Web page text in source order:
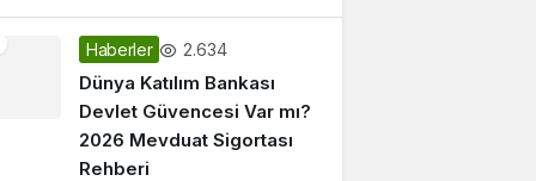
Haberler 2.634
Dünya Katılım Bankası
Devlet Güvencesi Var mı?
2026 Mevduat Sigortası
Rehberi